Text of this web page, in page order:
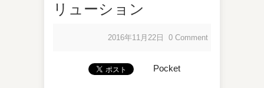
リューション
2016年11月22日 0 Comment
Pocket